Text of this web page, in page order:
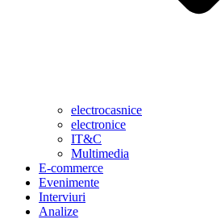
electrocasnice
electronice
IT&C
Multimedia
E-commerce
Evenimente
Interviuri
Analize